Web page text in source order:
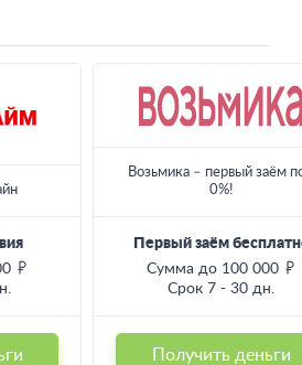
Возьмика – первый заём
0%!
Первый заём
Сумма до 100 000
Срок 7 - 30 дн.
Получить деньги